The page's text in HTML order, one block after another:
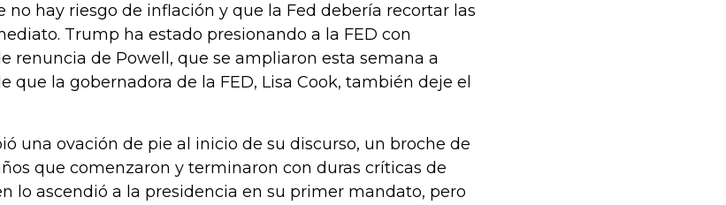
no hay riesgo de inflación y que la Fed debería recortar las
Trump ha estado presionando a la FED con
renuncia de Powell, que se ampliaron esta semana a
que la gobernadora de la FED, Lisa Cook, también deje el
una ovación de pie al inicio de su discurso, un broche de
que comenzaron y terminaron con duras críticas de
lo ascendió a la presidencia en su primer mandato, pero